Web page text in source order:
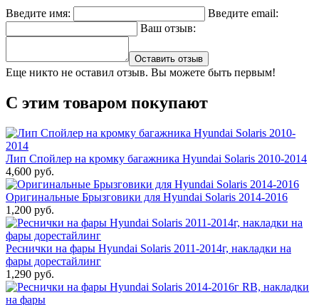
Введите имя:
Введите email:
Ваш отзыв:
Оставить отзыв
Еще никто не оставил отзыв. Вы можете быть первым!
С этим товаром покупают
Лип Спойлер на кромку багажника Hyundai Solaris 2010-2014
4,600 руб.
Оригинальные Брызговики для Hyundai Solaris 2014-2016
1,200 руб.
Реснички на фары Hyundai Solaris 2011-2014г, накладки на
фары дорестайлинг
1,290 руб.